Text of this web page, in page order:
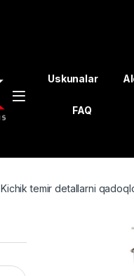
Uskunalar
FAQ
Kichik temir detallarni